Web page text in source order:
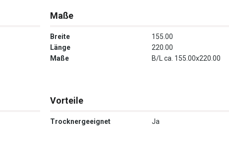
Maße
Breite
155.00
Länge
220.00
Maße
B/L ca. 155.00x220.00
Vorteile
Trocknergeeignet Ja